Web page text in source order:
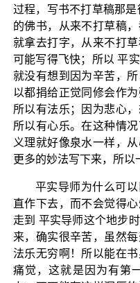
过程，写书不打草稿那
的佛书，从来不打草稿
就拿去打字，从来不打
可能写得飞快；所以 平
就没有想到因为辛苦，
以都捐给正觉同修会作
所以有法乐；因为悲心
所以有心乐。在这种情
义理就好像泉水一样，
更多的妙法写下来，所以
平实导师为什么可
直作下去，而不会觉得
走到 平实导师这个地步
来，确实很辛苦，虽然
法乐无穷啊！所以能在
痛觉，这就是因为有第